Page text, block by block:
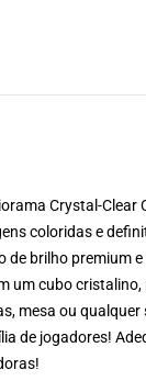
Crystal-
coloridas e
brilho premium
um cubo
mesa ou qualquer
de jogadores!